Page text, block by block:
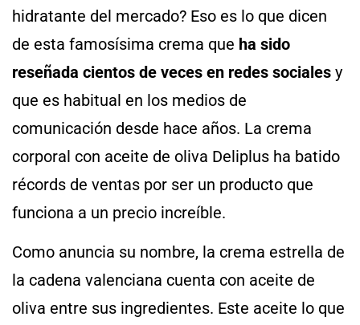
hidratante del mercado? Eso es lo que dicen
de esta famosísima crema que ha sido
reseñada cientos de veces en redes sociales y
que es habitual en los medios de
comunicación desde hace años. La crema
corporal con aceite de oliva Deliplus ha batido
récords de ventas por ser un producto que
funciona a un precio increíble.
Como anuncia su nombre, la crema estrella de
la cadena valenciana cuenta con aceite de
oliva entre sus ingredientes. Este aceite lo que